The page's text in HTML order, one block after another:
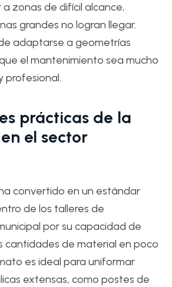
zonas de difícil alcance,
grandes no logran llegar.
adaptarse a geometrías
el mantenimiento sea mucho
profesional.
prácticas de la
el sector
convertido en un estándar
de los talleres de
por su capacidad de
cantidades de material en poco
es ideal para uniformar
extensas, como postes de